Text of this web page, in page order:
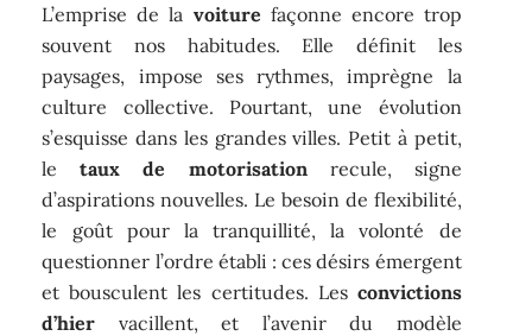
L’emprise de la voiture façonne encore trop
souvent nos habitudes. Elle définit les
paysages, impose ses rythmes, imprègne la
culture collective. Pourtant, une évolution
s’esquisse dans les grandes villes. Petit à petit,
letaux de motorisationrecule, signe
d’aspirations nouvelles. Le besoin de flexibilité,
le goût pour la tranquillité, la volonté de
questionner l’ordre établi : ces désirs émergent
et bousculent les certitudes. Les convictions
d’hier vacillent, et l’avenir du modèle